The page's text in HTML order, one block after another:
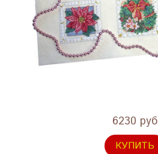
6230 руб
КУПИТЬ